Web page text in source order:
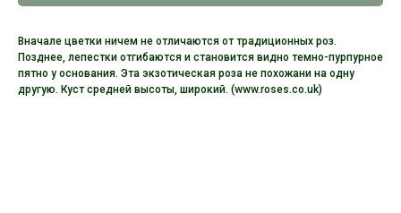
Вначале цветки ничем не отличаются от традиционных роз.
Позднее, лепестки отгибаются и становится видно темно-пурпурное
пятно у основания. Эта экзотическая роза не похожани на одну
другую. Куст средней высоты, широкий. (www.roses.co.uk)